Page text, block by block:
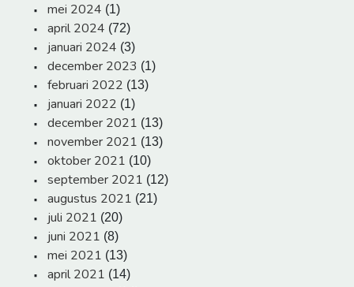
mei 2024 (1)
april 2024 (72)
januari 2024 (3)
december 2023 (1)
februari 2022 (13)
januari 2022 (1)
december 2021 (13)
november 2021 (13)
oktober 2021 (10)
september 2021 (12)
augustus 2021 (21)
juli 2021 (20)
juni 2021 (8)
mei 2021 (13)
april 2021 (14)